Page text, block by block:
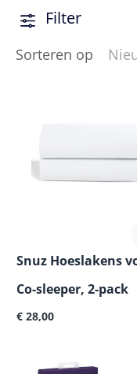
heeft voor zoete
met volle teugen
Filter
Sorteren op
Snuz Hoeslakens
Co-sleeper, 2-pack
Normale prijs:
€ 28,00